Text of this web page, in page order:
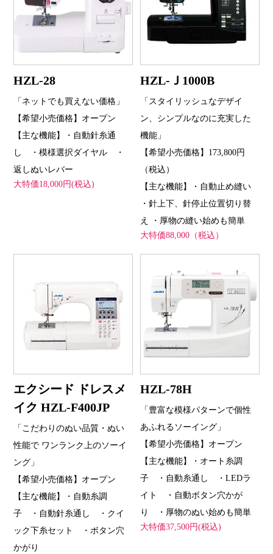
HZL-28
「ネットでも買えない価格」
【希望小売価格】オープン
【主な機能】・自動針糸通
し ・模様選択ダイヤル ・
返しぬいレバー
大特価18,000円(税込)
HZL-Ｊ1000B
「スタイリッシュなデザイ
ン、シンプルなのに充実した
機能」
【希望小売価格】173,800円
（税込）
【主な機能】・自動止め縫い
・針上下、針停止位置切り替
え ・厚物の縫い始めも簡単
大特価88,000（税込）
エクシード ドレスメ
イク HZL-F400JP
「こだわりのぬい品質・ぬい
性能で ワンランク上のソーイ
ング」
【希望小売価格】オープン
【主な機能】・自動糸調
子 ・自動針糸通し ・クイ
ック下糸セット ・ボタン穴
かがり
HZL-78H
「豊富な模様パターンで個性
あふれるソーイング」
【希望小売価格】オープン
【主な機能】・オート糸調
子 ・自動糸通し ・LEDラ
イト ・自動ボタン穴かが
り ・厚物のぬい始めも簡単
大特価37,500円(税込)